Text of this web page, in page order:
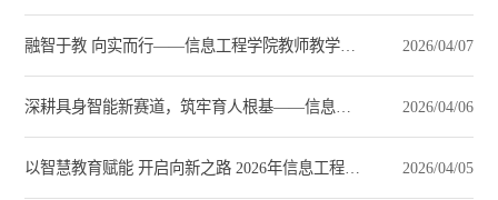
2026/04/07
2026/04/06
2026/04/05